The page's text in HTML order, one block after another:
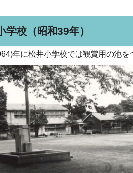
学校（昭和39年）
年に松井小学校では観賞用の池を